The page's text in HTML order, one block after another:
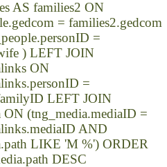
AS families2 ON
= families2.gedcom
=
) LEFT JOIN
ON
=
LEFT JOIN
ON (tng_media.mediaID =
AND
LIKE 'M %') ORDER
DESC